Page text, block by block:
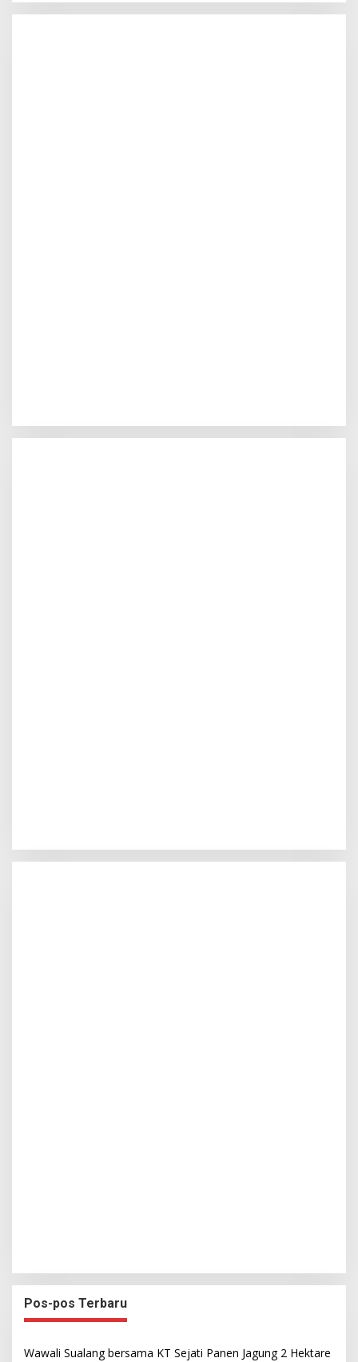
Pos-pos Terbaru
Wawali Sualang bersama KT Sejati Panen Jagung 2 Hektare